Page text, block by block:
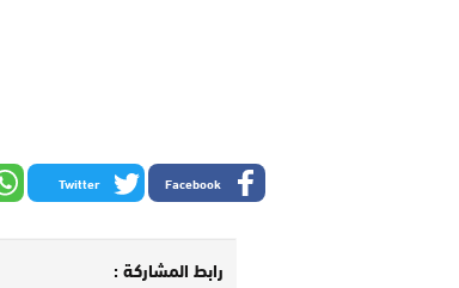
Facebook
Twitter
رابط المشاركة :